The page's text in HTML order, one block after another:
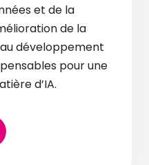
et de la
de la
développement
pour une
d’IA.